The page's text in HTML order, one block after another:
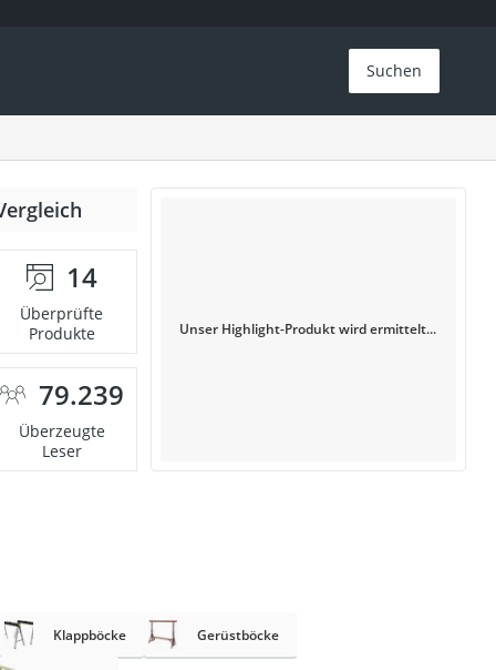
Suchen
14
Überprüfte
Produkte
79.239
Überzeugte
Leser
Unser Highlight-Produkt wird ermittelt...
Klappböcke Gerüstböcke